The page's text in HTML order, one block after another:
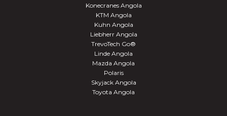
Konecranes Angola
KTM Angola
Kuhn Angola
Liebherr Angola
TrevoTech Go®
Linde Angola
Mazda Angola
Polaris
Skyjack Angola
Toyota Angola